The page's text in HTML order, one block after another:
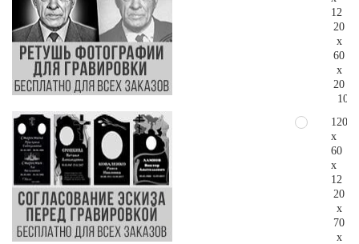
12
20
x
60
x
20
120
x
60
x
12
20
x
70
x